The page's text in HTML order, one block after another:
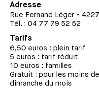
Adresse
Rue Fernand Léger -
Tél. : 04 77 79 52 52
Tarifs
6,50 euros : plein tarif
5 euros : tarif réduit
10 euros : familles
Gratuit : pour les moins
dimanche du mois